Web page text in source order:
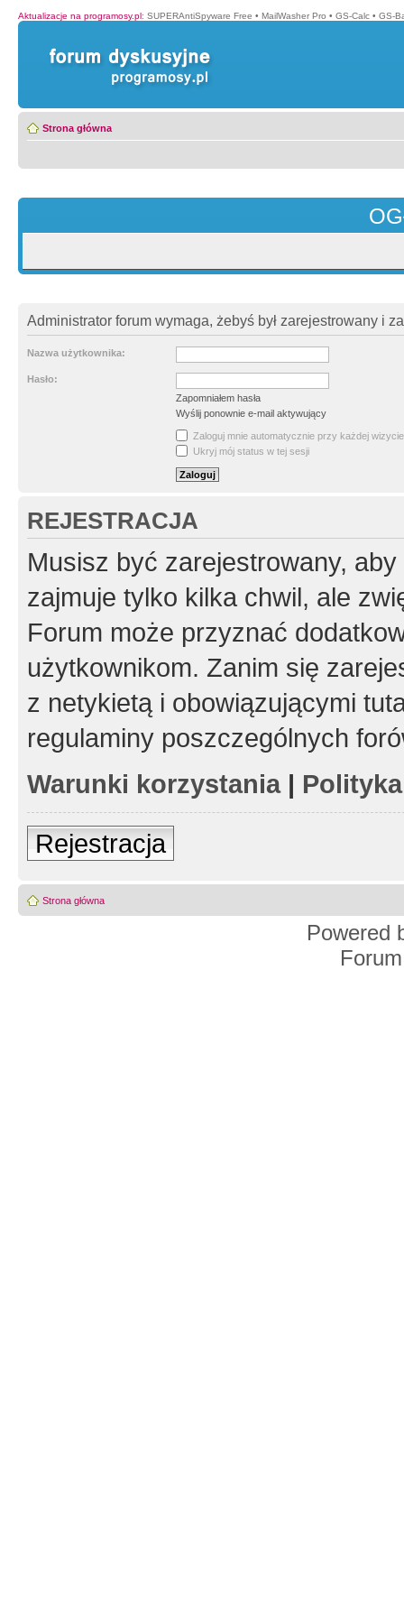
Aktualizacje na programosy.pl: SUPERAntiSpyware Free • MailWasher Pro • GS-Calc • GS-
Strona główna
Administrator forum wymaga, żebyś był zarejestrowany i
Nazwa użytkownika:
Hasło:
Zapomniałem hasła
Wyślij ponownie e-mail aktywujący
Zaloguj mnie automatycznie przy każdej wizycie
Ukryj mój status w tej sesji
REJESTRACJA
Musisz być zarejestrowany,
zajmuje tylko kilka chwil, ale
Forum może przyznać
użytkownikom. Zanim się
z netykietą i obowiązującymi
regulaminy poszczególnych
Warunki korzystania|
Rejestracja
Strona główna
Powered